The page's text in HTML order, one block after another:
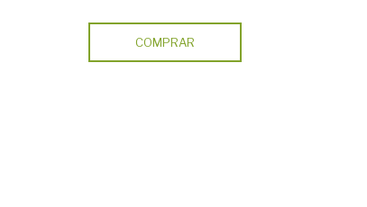
COMPRAR